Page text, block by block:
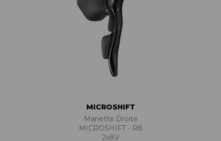
MICROSHIFT
Manette Droite
MICROSHIFT - R8
2x8V